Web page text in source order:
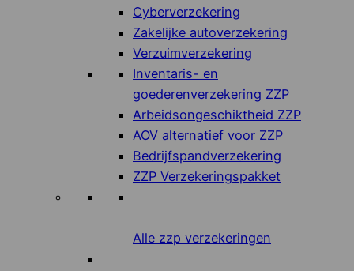
Cyberverzekering
Zakelijke autoverzekering
Verzuimverzekering
Inventaris- en
goederenverzekering ZZP
Arbeidsongeschiktheid ZZP
AOV alternatief voor ZZP
Bedrijfspandverzekering
ZZP Verzekeringspakket
Alle zzp verzekeringen